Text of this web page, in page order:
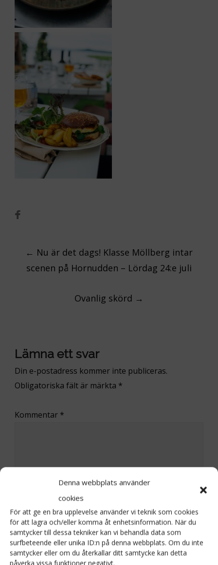
Denna webbplats använder
cookies
För att ge en bra upplevelse använder vi teknik som cookies
för att lagra och/eller komma åt enhetsinformation. När du
samtycker till dessa tekniker kan vi behandla data som
surfbeteende eller unika ID:n på denna webbplats. Om du inte
samtycker eller om du återkallar ditt samtycke kan detta
påverka vissa funktioner negativt.
Post
navigation
← Nu är det dags! Klasse Möllberg intar
scenen på Hornudden – Lördag 24:e juli
Ovanlig skörd →
Lämna ett svar
Din e-postadress kommer inte publiceras.
Obligatoriska fält är märkta *
Kommentar *